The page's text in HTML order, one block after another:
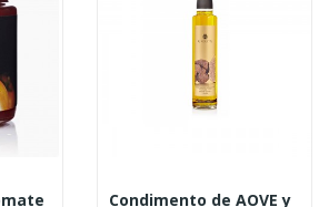
Condimento de AOVE y